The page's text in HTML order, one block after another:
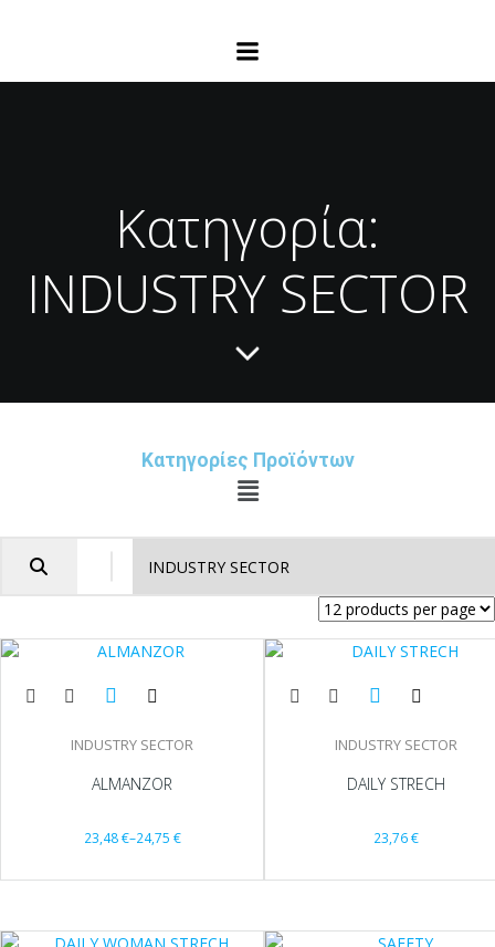
Κατηγορία:
INDUSTRY SECTOR
Κατηγορίες Προϊόντων
INDUSTRY SECTOR
ALMANZOR
23,48€–24,75 €
INDUSTRY SECTOR
DAILY STRECH
23,76€